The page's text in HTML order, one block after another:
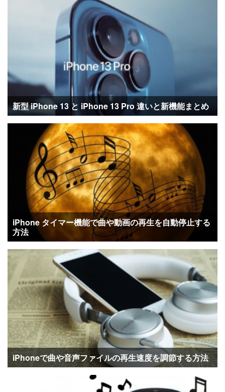
新型 iPhone 13 と iPhone 13 Pro 違いと新機能まとめ
iPhone タイマー機能で曲や動画の再生を自動停止する
方法
iPhoneで曲や音声ファイルの再生速度を調節する方法